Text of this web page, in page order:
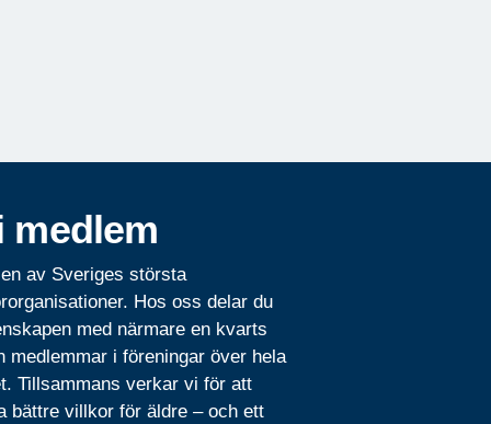
medlem
av Sveriges största
Hos oss delar du
med närmare en kvarts
medlemmar i föreningar över hela
Tillsammans verkar vi för att
bättre villkor för äldre – och ett